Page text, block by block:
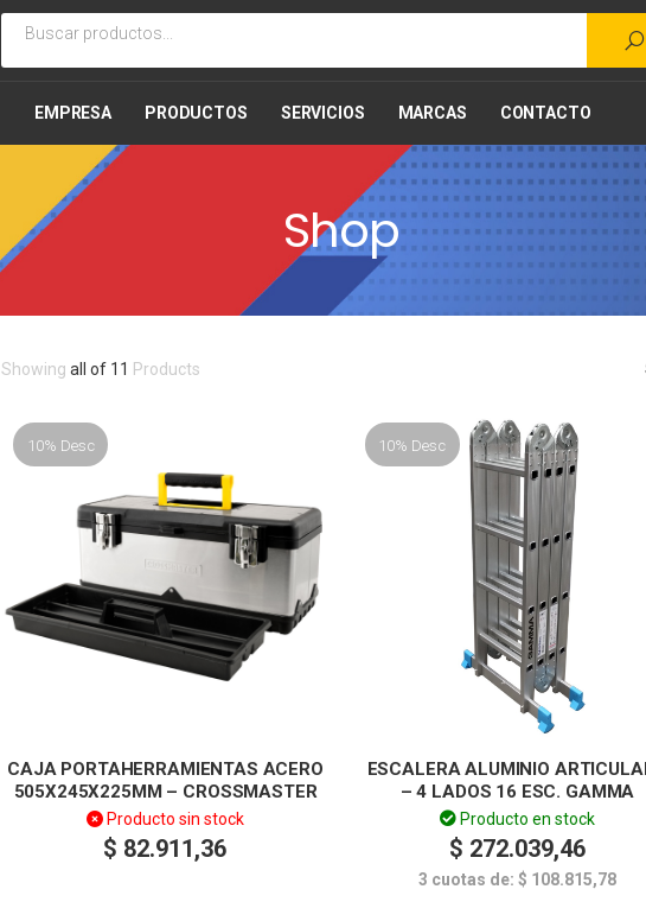
EMPRESA PRODUCTOS SERVICIOS MARCAS CONTACTO
Shop
Showing all of 11 Products
10% Desc
CAJA PORTAHERRAMIENTAS ACERO
505X245X225MM – CROSSMASTER
Producto sin stock
$ 82.911,36
10% Desc
ESCALERA ALUMINIO
– 4 LADOS 16 ESC. GAMMA
Producto en stock
$ 272.039,46
3 cuotas de: $ 108.815,78